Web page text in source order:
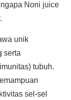
Noni juice
unik
serta
tubuh.
sel-sel